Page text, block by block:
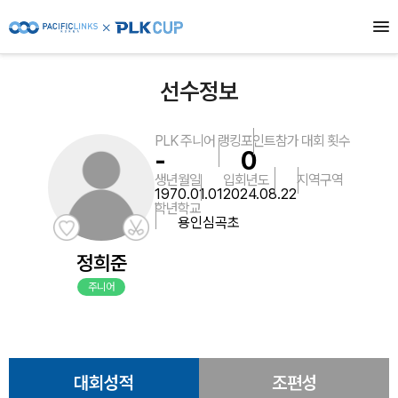
선수정보
정희준
주니어
PLK 주니어 랭킹
-
포인트
0
참가 대회 횟수
생년월일
1970.01.01
입회년도
2024.08.22
지역구역
학년학교
용인심곡초
대회성적 조편성